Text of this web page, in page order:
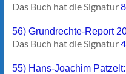
Das Buch hat die Signatur
56) Grundrechte-Report
Das Buch hat die Signatur
55) Hans-Joachim